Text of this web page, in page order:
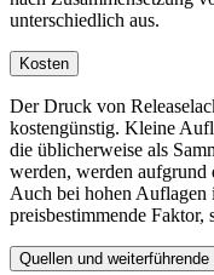
unterschiedlich aus.
Kosten
Der Druck von
kostengünstig. Kleine
die üblicherweise als
werden, werden aufgrund
Auch bei hohen Auflagen
preisbestimmende Faktor,
Quellen und weiterführende